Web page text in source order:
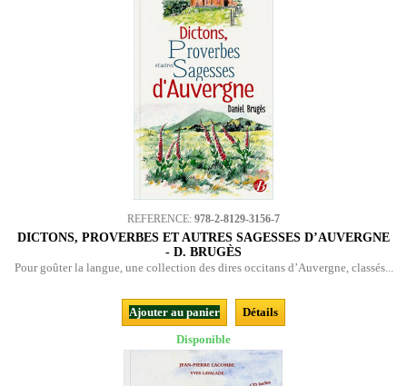
REFERENCE: 978-2-8129-3156-7
DICTONS, PROVERBES ET AUTRES SAGESSES D’AUVERGNE
- D. BRUGÈS
Pour goûter la langue, une collection des dires occitans d’Auvergne, classés...
Ajouter au panier
Détails
Disponible